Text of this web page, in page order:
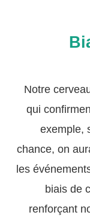
Notre
qui
exemple,
chance, on
les
biais de
renforçant